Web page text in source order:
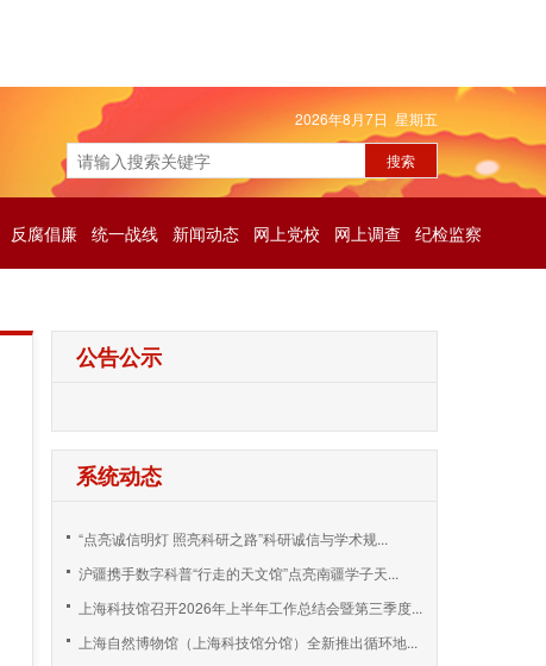
2026年8月7日 星期五
反腐倡廉 统一战线 新闻动态 网上党校 网上调查 纪检监察
公告公示
系统动态
“点亮诚信明灯 照亮科研之路”科研诚信与学术规...
沪疆携手数字科普“行走的天文馆”点亮南疆学子天...
上海科技馆召开2026年上半年工作总结会暨第三季度...
上海自然博物馆（上海科技馆分馆）全新推出循环地...